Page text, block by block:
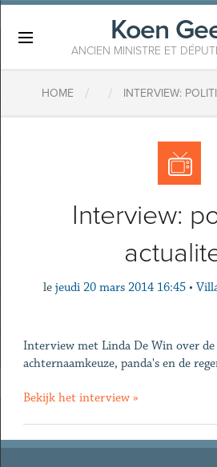
Koen
ANCIEN MINISTRE ET
HOME / / INTERVIEW:
Interview:
le jeudi 20 mars 2014 16:45 •
Interview met Linda De Win over de
achternaamkeuze, panda's en de
Bekijk het interview »